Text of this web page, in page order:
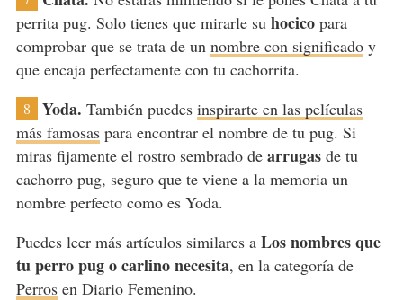
perrita pug. Solo tienes que mirarle su hocicopara
comprobar que se trata de un nombre con significadoy
que encaja perfectamente con tu cachorrita.
8 Yoda. También puedes inspirarte en las películas
más famosaspara encontrar el nombre de tu pug. Si
miras fijamente el rostro sembrado de arrugasde tu
cachorro pug, seguro que te viene a la memoria un
nombre perfecto como es Yoda.
Puedes leer más artículos similares a Los nombres que
tu perro pug o carlino necesita, en la categoría de
Perrosen Diario Femenino.